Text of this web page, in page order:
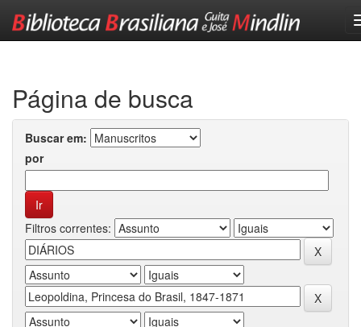
Página de busca
Buscar em:
por
Filtros correntes: